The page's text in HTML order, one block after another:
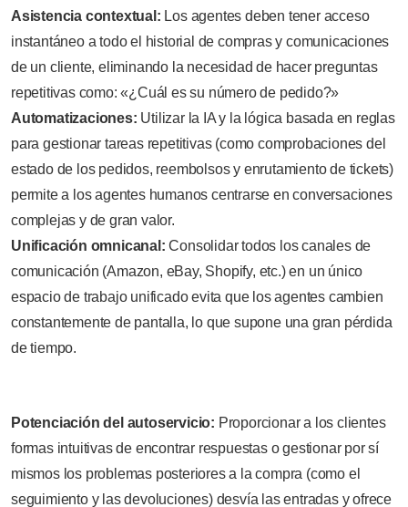
Asistencia contextual: Los agentes deben tener acceso
instantáneo a todo el historial de compras y comunicaciones
de un cliente, eliminando la necesidad de hacer preguntas
repetitivas como: «¿Cuál es su número de pedido?»
Automatizaciones: Utilizar la IA y la lógica basada en reglas
para gestionar tareas repetitivas (como comprobaciones del
estado de los pedidos, reembolsos y enrutamiento de tickets)
permite a los agentes humanos centrarse en conversaciones
complejas y de gran valor.
Unificación omnicanal: Consolidar todos los canales de
comunicación (Amazon, eBay, Shopify, etc.) en un único
espacio de trabajo unificado evita que los agentes cambien
constantemente de pantalla, lo que supone una gran pérdida
de tiempo.
Potenciación del autoservicio: Proporcionar a los clientes
formas intuitivas de encontrar respuestas o gestionar por sí
mismos los problemas posteriores a la compra (como el
seguimiento y las devoluciones) desvía las entradas y ofrece